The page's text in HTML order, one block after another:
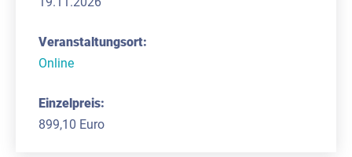
Online
899,10 Euro